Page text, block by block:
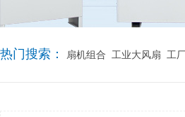
热门搜索： 扇机组合 工业大风扇 工